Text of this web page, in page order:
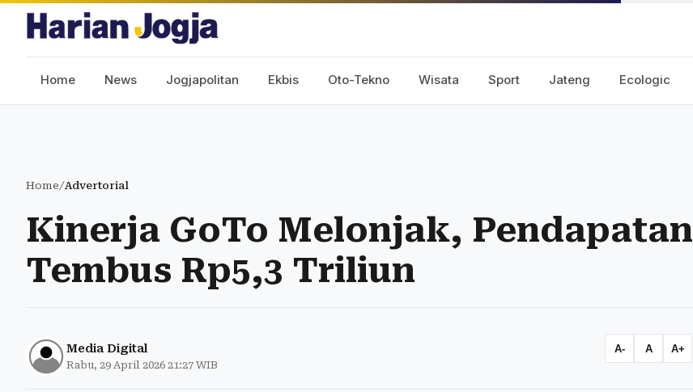
Home News Jogjapolitan Ekbis Oto-Tekno Wisata Sport Jateng Ecologic
Home/Advertorial
Kinerja GoTo Melonjak, Pendapatan
Tembus Rp5,3 Triliun
Media Digital
Rabu, 29 April 2026 21:27 WIB
A- A A+